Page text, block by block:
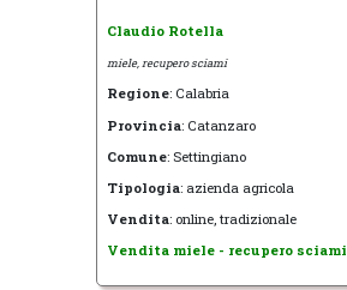
Claudio Rotella
miele, recupero sciami
Regione: Calabria
Provincia: Catanzaro
Comune: Settingiano
Tipologia: azienda agricola
Vendita: online, tradizionale
Vendita miele - recupero sciami